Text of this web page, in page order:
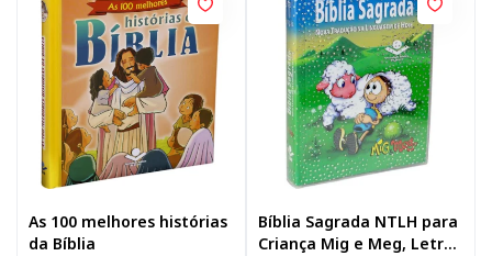
As 100 melhores histórias
da Bíblia
Bíblia Sagrada NTLH para
Criança Mig e Meg, Letra